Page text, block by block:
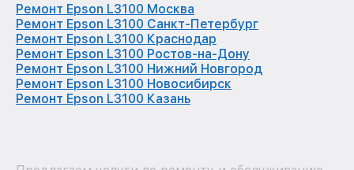
Ремонт Epson L3100 Москва
Ремонт Epson L3100 Санкт-Петербург
Ремонт Epson L3100 Краснодар
Ремонт Epson L3100 Ростов-на-Дону
Ремонт Epson L3100 Нижний Новгород
Ремонт Epson L3100 Новосибирск
Ремонт Epson L3100 Казань